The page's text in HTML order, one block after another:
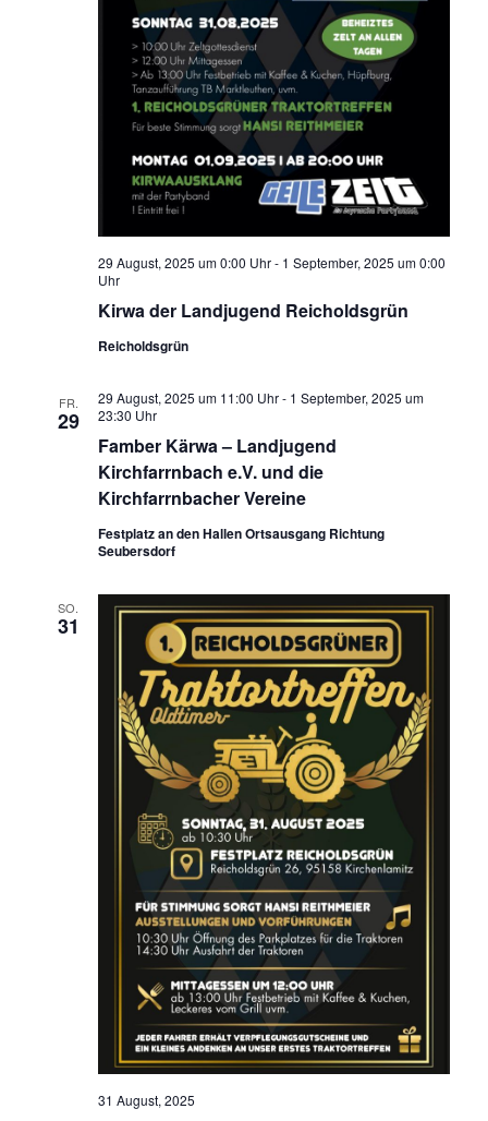
Kirwa der Landjugend Reicholdsgrün
29 August, 2025 um 0:00 Uhr- 1 September, 2025 um 0:00
Uhr
Reicholdsgrün
FR.
29
Famber Kärwa – Landjugend
Kirchfarrnbach e.V. und die
Kirchfarrnbacher Vereine
29 August, 2025 um 11:00 Uhr- 1 September, 2025 um
23:30 Uhr
Festplatz an den Hallen Ortsausgang Richtung
Seubersdorf
SO.
31
31 August, 2025